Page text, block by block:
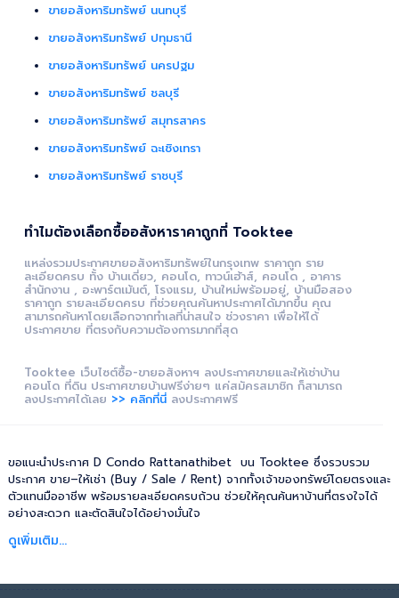
ขายอสังหาริมทรัพย์ นนทบุรี
ขายอสังหาริมทรัพย์ ปทุมธานี
ขายอสังหาริมทรัพย์ นครปฐม
ขายอสังหาริมทรัพย์ ชลบุรี
ขายอสังหาริมทรัพย์ สมุทรสาคร
ขายอสังหาริมทรัพย์ ฉะเชิงเทรา
ขายอสังหาริมทรัพย์ ราชบุรี
ทำไมต้องเลือกซื้ออสังหาราคาถูกที่ Tooktee
แหล่งรวมประกาศขายอสังหาริมทรัพย์ในกรุงเทพ ราคาถูก ราย
ละเอียดครบ ทั้ง บ้านเดี่ยว, คอนโด, ทาวน์เฮ้าส์, คอนโด , อาคาร
สำนักงาน , อะพาร์ตเม้นต์, โรงแรม, บ้านใหม่พร้อมอยู่, บ้านมือสอง
ราคาถูก รายละเอียดครบ ที่ช่วยคุณค้นหาประกาศได้มากขึ้น คุณ
สามารถค้นหาโดยเลือกจากทำเลที่น่าสนใจ ช่วงราคา เพื่อให้ได้
ประกาศขาย ที่ตรงกับความต้องการมากที่สุด
Tooktee เว็บไซต์ซื้อ-ขายอสังหาฯ ลงประกาศขายและให้เช่าบ้าน
คอนโด ที่ดิน ประกาศขายบ้านฟรีง่ายๆ แค่สมัครสมาชิก ก็สามารถ
ลงประกาศได้เลย >> คลิกที่นี่ ลงประกาศฟรี
ขอแนะนำประกาศ D Condo Rattanathibet บน Tooktee ซึ่งรวบรวม
ประกาศ ขาย–ให้เช่า (Buy / Sale / Rent) จากทั้งเจ้าของทรัพย์โดยตรงและ
ตัวแทนมืออาชีพ พร้อมรายละเอียดครบถ้วน ช่วยให้คุณค้นหาบ้านที่ตรงใจได้
อย่างสะดวก และตัดสินใจได้อย่างมั่นใจ
ดูเพิ่มเติม...